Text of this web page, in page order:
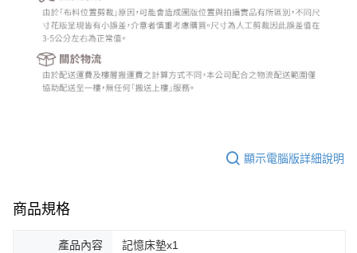
顯示電腦版詳細說明
商品規格
產品內容 記憶床墊x1